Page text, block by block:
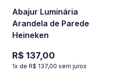
Abajur Luminária
Arandela de Parede
Heineken
R$ 137,00
1x de R$ 137,00 sem juros